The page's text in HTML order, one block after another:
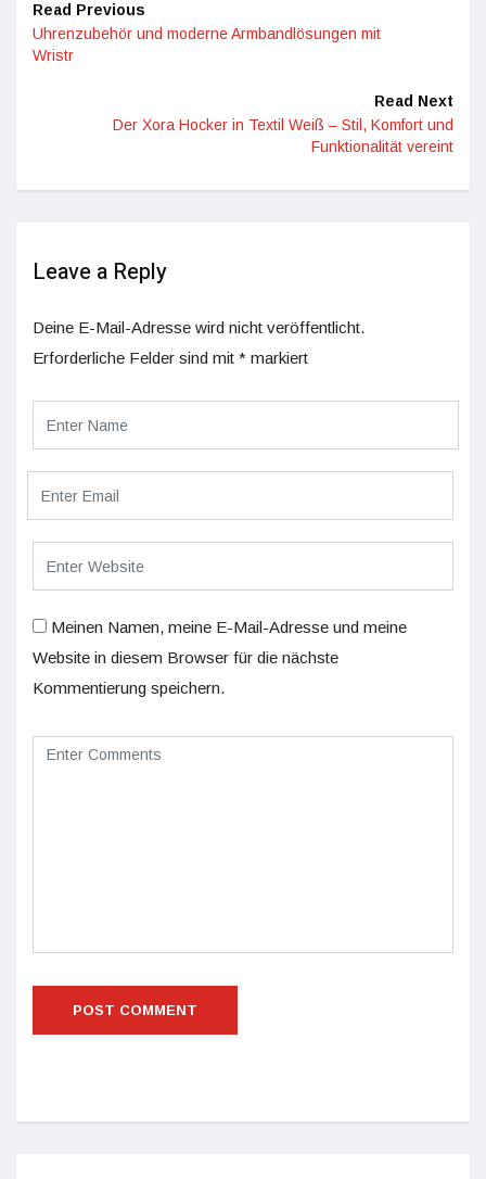
Read Previous
Uhrenzubehör und moderne Armbandlösungen mit
Wristr
Read Next
Der Xora Hocker in Textil Weiß – Stil, Komfort und
Funktionalität vereint
Leave a Reply
Deine E-Mail-Adresse wird nicht veröffentlicht.
Erforderliche Felder sind mit * markiert
Meinen Namen, meine E-Mail-Adresse und meine
Website in diesem Browser für die nächste
Kommentierung speichern.